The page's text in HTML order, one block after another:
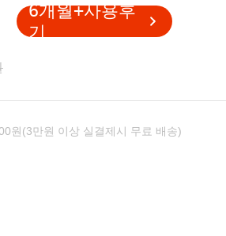
6개월+사용후
기
원(3만원 이상 실결제시 무료 배송)